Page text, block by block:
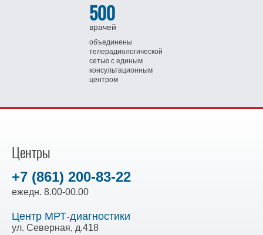
500
врачей
объединены
телерадиологической
сетью с единым
консультационным
центром
Центры
+7 (861) 200-83-22
ежедн. 8.00-00.00
Центр МРТ-диагностики
ул. Северная, д.418